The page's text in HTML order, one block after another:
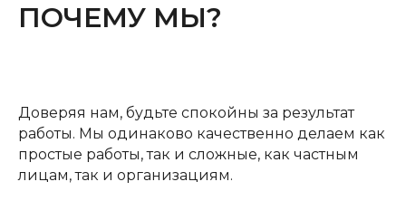
ПОЧЕМУ МЫ?
Доверяя нам, будьте спокойны за результат
работы. Мы одинаково качественно делаем как
простые работы, так и сложные, как частным
лицам, так и организациям.